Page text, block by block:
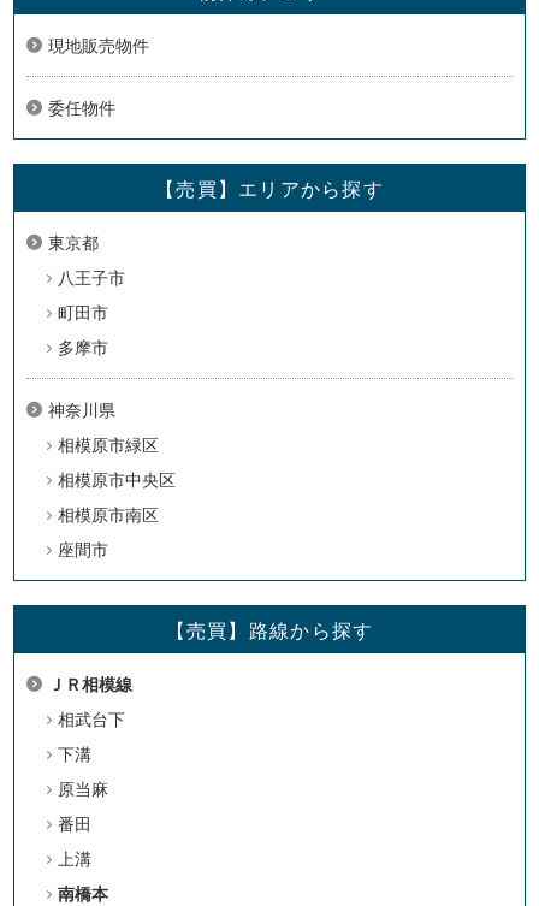
現地販売物件
委任物件
【売買】エリアから探す
東京都
八王子市
町田市
多摩市
神奈川県
相模原市緑区
相模原市中央区
相模原市南区
座間市
【売買】路線から探す
ＪＲ相模線
相武台下
下溝
原当麻
番田
上溝
南橋本